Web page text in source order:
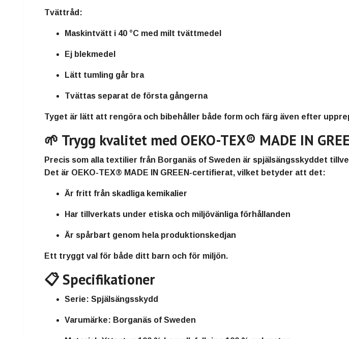
Tvättråd:
Maskintvätt i 40 °C med milt tvättmedel
Ej blekmedel
Lätt tumling går bra
Tvättas separat de första gångerna
Tyget är lätt att rengöra och bibehåller både form och färg även efter
🌱 Trygg kvalitet med OEKO-TEX® MADE IN
Precis som alla textilier från Borganäs of Sweden är spjälsängsskyddet
Det är OEKO-TEX® MADE IN GREEN-certifierat, vilket betyder att det:
Är fritt från skadliga kemikalier
Har tillverkats under etiska och miljövänliga förhållanden
Är spårbart genom hela produktionskedjan
Ett tryggt val för både ditt barn och för miljön.
📋 Specifikationer
Serie: Spjälsängsskydd
Varumärke: Borganäs of Sweden